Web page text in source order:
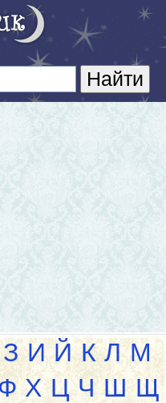
З И Й К Л М
Х Ц Ч Ш Щ